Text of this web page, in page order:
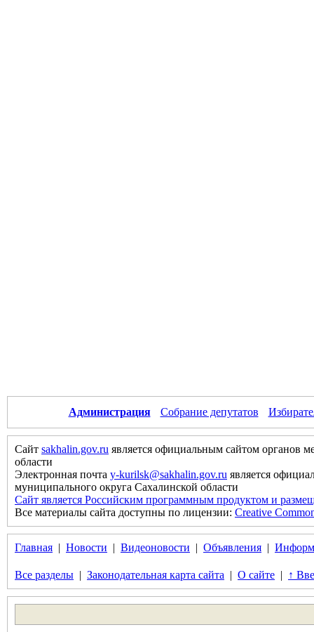
Администрация Собрание депутатов
Сайт sakhalin.gov.ru является официальным сайтом органов
области
Электронная почта y-kurilsk@sakhalin.gov.ru является
муниципального округа Сахалинской области
Сайт является Российским программным продуктом и
Все материалы сайта доступны по лицензии: Creative
Главная | Новости | Видеоновости | Объявления |
Все разделы | Законодательная карта сайта | О сайте | ↑